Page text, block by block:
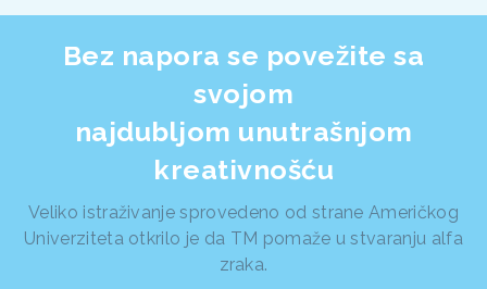
Bez napora se povežite sa
svojom
najdubljom unutrašnjom
kreativnošću
Veliko istraživanje sprovedeno od strane Američkog
Univerziteta otkrilo je da TM pomaže u stvaranju alfa
zraka.